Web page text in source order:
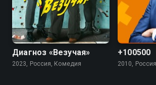
7.4
Диагноз «Везучая»
2023, Россия, Комедия
5.5
+100500
2010,